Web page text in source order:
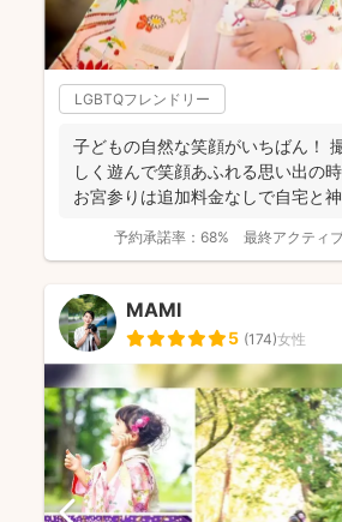
LGBTQフレンドリー
子どもの自然な笑顔がいちばん！
しく遊んで笑顔あふれる思い出の
お宮参りは追加料金なしで自宅と
予約承諾率： 68% 最終アクティブ
MAMI
5 (174)女性